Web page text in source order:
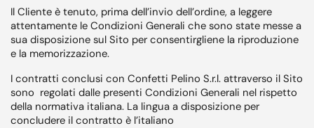
Il Cliente è tenuto, prima dell’invio dell’ordine, a leggere
attentamente le Condizioni Generali che sono state messe a
sua disposizione sul Sito per consentirgliene la riproduzione
e la memorizzazione.
I contratti conclusi con Confetti Pelino S.r.l. attraverso il Sito
sono regolati dalle presenti Condizioni Generali nel rispetto
della normativa italiana. La lingua a disposizione per
concludere il contratto è l’italiano